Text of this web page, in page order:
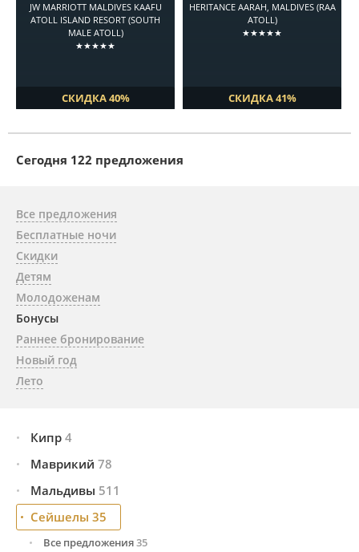
JW MARRIOTT MALDIVES KAAFU
ATOLL ISLAND RESORT (SOUTH
MALE ATOLL)
★★★★★
СКИДКА 40%
HERITANCE AARAH, MALDIVES (RAA
ATOLL)
★★★★★
СКИДКА 41%
Cегодня 122 предложения
Все предложения
Бесплатные ночи
Скидки
Детям
Молодоженам
Бонусы
Раннее бронирование
Новый год
Лето
Кипр 4
Все предложения
Лимасол 2
Пафос
Маврикий 78
Все предложения
Восточное побережье
Западное побережье
Мальдивы 511
Все предложения
Северная часть136
Сейшелы 35
Все предложения35